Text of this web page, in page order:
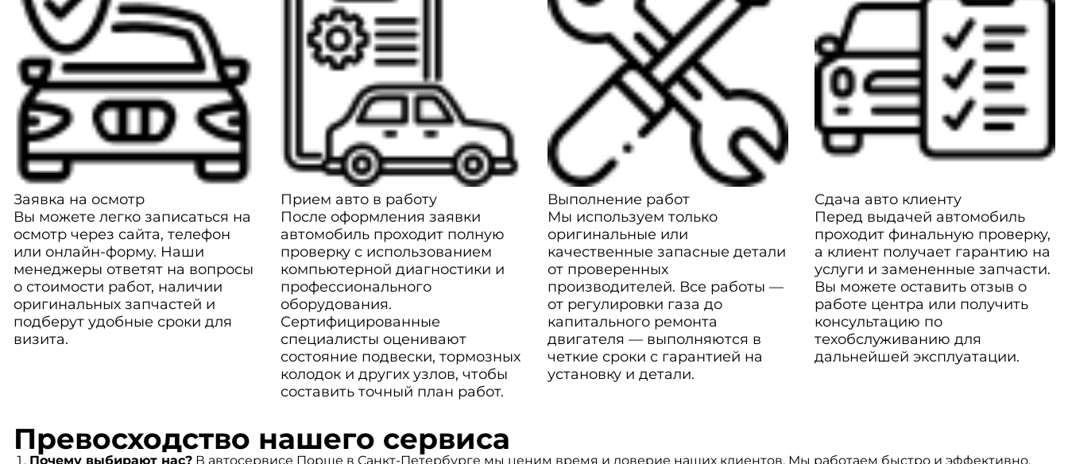
Заявка на осмотр
Вы можете легко записаться на
осмотр через сайта, телефон
или онлайн-форму. Наши
менеджеры ответят на вопросы
о стоимости работ, наличии
оригинальных запчастей и
подберут удобные сроки для
визита.
Прием авто в работу
После оформления заявки
автомобиль проходит полную
проверку с использованием
компьютерной диагностики и
профессионального
оборудования.
Сертифицированные
специалисты оценивают
состояние подвески, тормозных
колодок и других узлов, чтобы
составить точный план работ.
Выполнение работ
Мы используем только
оригинальные или
качественные запасные детали
от проверенных
производителей. Все работы —
от регулировки газа до
капитального ремонта
двигателя — выполняются в
четкие сроки с гарантией на
установку и детали.
Сдача авто клиенту
Перед выдачей автомобиль
проходит финальную проверку,
а клиент получает гарантию на
услуги и замененные запчасти.
Вы можете оставить отзыв о
работе центра или получить
консультацию по
техобслуживанию для
дальнейшей эксплуатации.
Превосходство нашего сервиса
Почему выбирают нас?В автосервисе Порше в Санкт-Петербурге мы ценим время и доверие наших клиентов. Мы работаем быстро и эффективно,